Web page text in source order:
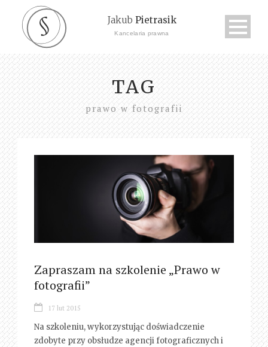
Jakub Pietrasik
Kancelaria prawna
TAG
prawo w fotografii
Zapraszam na szkolenie „Prawo w
fotografii”
17 lut 2015
Na szkoleniu, wykorzystując doświadczenie
zdobyte przy obsłudze agencji fotograficznych i